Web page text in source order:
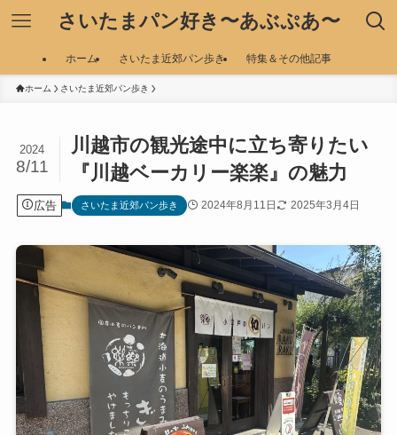
さいたまパン好き〜あぶぷあ〜
ホーム さいたま近郊パン歩き 特集＆その他記事
ホーム さいたま近郊パン歩き
川越市の観光途中に立ち寄りたい
『川越ベーカリー楽楽』の魅力
2024
8/11
広告 さいたま近郊パン歩き 2024年8月11日 2025年3月4日